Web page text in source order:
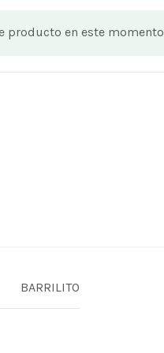
producto en este momento
BARRILITO